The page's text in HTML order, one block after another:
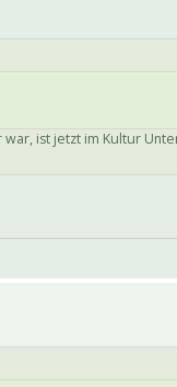
ist jetzt im Kultur